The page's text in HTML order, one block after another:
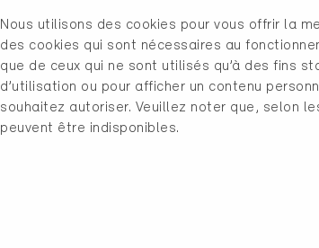
Nous utilisons des cookies pour vous offrir la
des cookies qui sont nécessaires au
que de ceux qui ne sont utilisés qu’à des fins
d’utilisation ou pour afficher un contenu
souhaitez autoriser. Veuillez noter que, selon
peuvent être indisponibles.